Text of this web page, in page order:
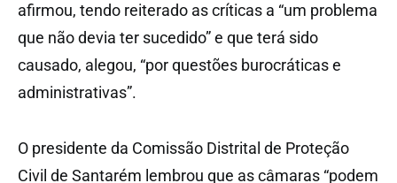
afirmou, tendo reiterado as críticas a “um problema
que não devia ter sucedido” e que terá sido
causado, alegou, “por questões burocráticas e
administrativas”.
O presidente da Comissão Distrital de Proteção
Civil de Santarém lembrou que as câmaras “podem